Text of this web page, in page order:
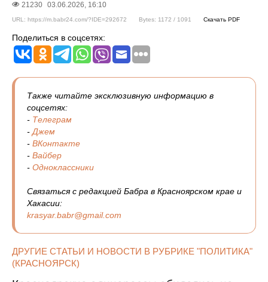
21230 03.06.2026, 16:10
URL: https://m.babr24.com/?IDE=292672 Bytes: 1172 / 1091 Скачать PDF
Поделиться в соцсетях:
Также читайте эксклюзивную информацию в
соцсетях:
- Телеграм
-Джем
- ВКонтакте
- Вайбер
- Одноклассники
Связаться с редакцией Бабра в Красноярском крае и
Хакасии:
krasyar.babr@gmail.com
ДРУГИЕ СТАТЬИ И НОВОСТИ В РУБРИКЕ "ПОЛИТИКА"
(КРАСНОЯРСК)